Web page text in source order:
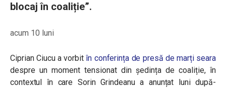
blocaj în coaliție”.
acum 10 luni
Ciprian Ciucu a vorbitîn conferința de presă de marți seara
despre un moment tensionat din ședința de coaliție, în
contextul în care Sorin Grindeanu a anunțat luni după-